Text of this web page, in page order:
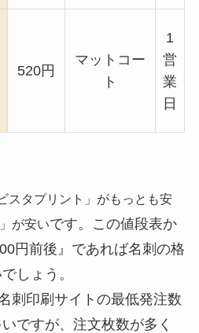
520円
マットコー
ト
1
営
業
日
ビスタプリント」がもっとも安
が安いです。この値段表か
円前後』であれば名刺の格
しょう。
刺印刷サイトの最低発注数
ですが、注文枚数が多く